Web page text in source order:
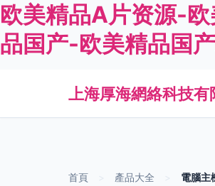
欧美精品A片资源-
品国产-欧美精品国
上海厚海網絡科技有
首頁 產品大全 電腦主